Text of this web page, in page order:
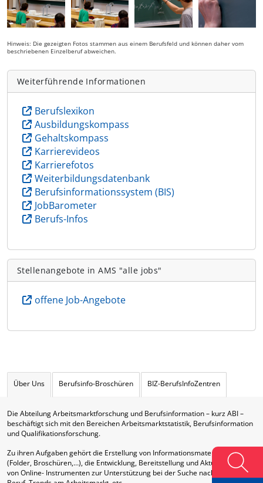
Hinweis: Die gezeigten Fotos stammen aus einem Berufsfeld und können daher vom
beschriebenen Einzelberuf abweichen.
Weiterführende Informationen
Berufslexikon
Ausbildungskompass
Gehaltskompass
Karrierevideos
Karrierefotos
Weiterbildungsdatenbank
Berufsinformationssystem (BIS)
JobBarometer
Berufs-Infos
Stellenangebote in AMS "alle jobs"
offene Job-Angebote
Über Uns Berufsinfo-Broschüren BIZ-BerufsInfoZentren
Die Abteilung Arbeitsmarktforschung und Berufsinformation – kurz ABI –
beschäftigt sich mit den Bereichen Arbeitsmarktstatistik, Berufsinformation
und Qualifikationsforschung.
Zu ihren Aufgaben gehört die Erstellung von Informationsmaterialien
(Folder, Broschüren,…), die Entwicklung, Bereitstellung und Aktualisierung
von Online- Instrumenten zur Unterstützung bei der Suche nach Ausbildung,